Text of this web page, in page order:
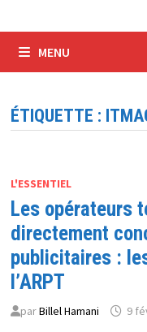
MENU
ÉTIQUETTE :
L'ESSENTIEL
Les opérateurs
directement
publicitaires :
l’ARPT
parBillel Hamani 9